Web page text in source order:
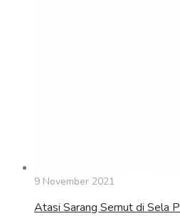
9 November 2021
Atasi Sarang Semut di Sela